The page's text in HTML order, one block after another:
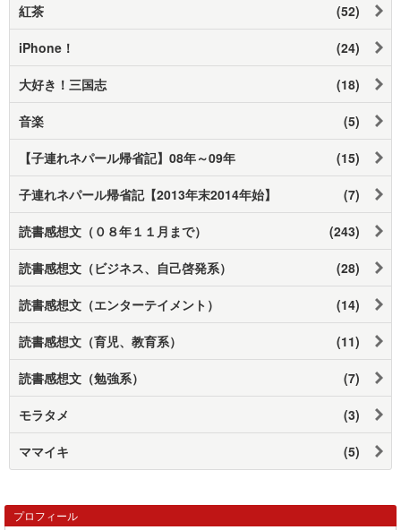
紅茶 (52)
iPhone！ (24)
大好き！三国志 (18)
音楽 (5)
【子連れネパール帰省記】08年～09年 (15)
子連れネパール帰省記【2013年末2014年始】 (7)
読書感想文（０８年１１月まで） (243)
読書感想文（ビジネス、自己啓発系） (28)
読書感想文（エンターテイメント） (14)
読書感想文（育児、教育系） (11)
読書感想文（勉強系） (7)
モラタメ (3)
ママイキ (5)
プロフィール